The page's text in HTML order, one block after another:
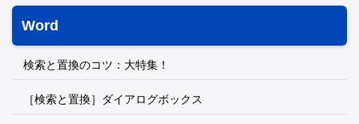
Word
検索と置換のコツ：大特集！
［検索と置換］ダイアログボックス